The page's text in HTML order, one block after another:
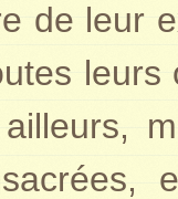
de leur
leurs